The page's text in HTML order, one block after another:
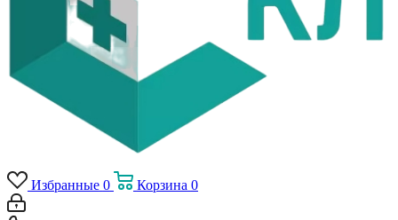
Избранные 0 Корзина 0